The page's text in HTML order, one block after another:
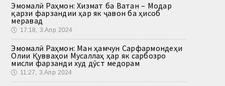
Эмомалӣ Раҳмон: Хизмат ба Ватан – Модар
қарзи фарзандии ҳар як ҷавон ба ҳисоб
меравад
🕔 17:18, 3.Апр 2024
Эмомалӣ Раҳмон: Ман ҳамчун Сарфармондеҳи
Олии Қувваҳои Мусаллаҳ ҳар як сарбозро
мисли фарзанди худ дӯст медорам
🕔 11:27, 3.Апр 2024